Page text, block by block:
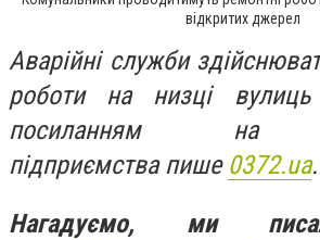
відкритих джерел
Аварійні служби
роботи на низці вулиць
посиланням на
підприємства пише 0372.ua.
Нагадуємо, ми